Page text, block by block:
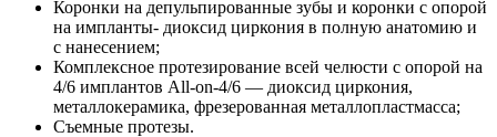
Коронки на депульпированные зубы и коронки с опорой
на импланты- диоксид циркония в полную анатомию и
с нанесением;
Комплексное протезирование всей челюсти с опорой на
4/6 имплантов All-on-4/6 — диоксид циркония,
металлокерамика, фрезерованная металлопластмасса;
Cъемные протезы.